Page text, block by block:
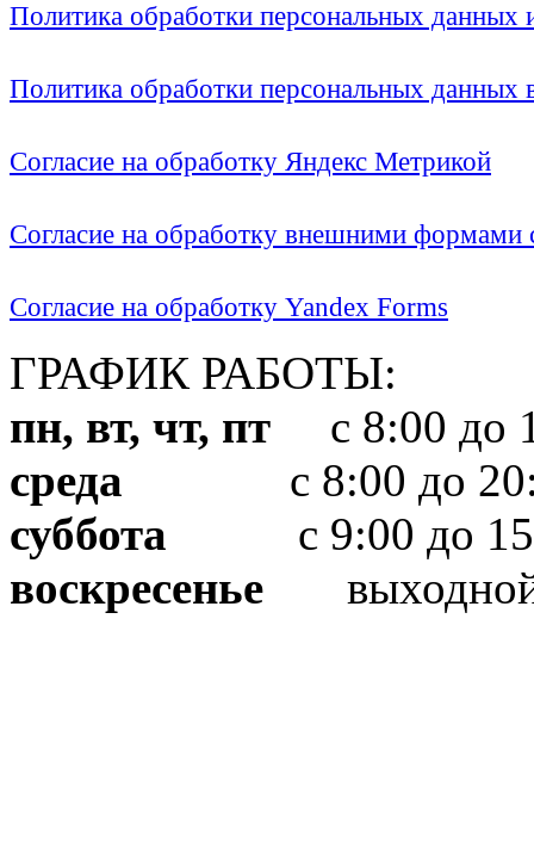
Политика обработки персональных
Политика обработки персональных
Согласие на обработку Яндекс Метрикой
Согласие на обработку внешними формами
Согласие на обработку Yandex Forms
ГРАФИК РАБОТЫ:
пн, вт, чт, пт с 8:00 до
среда с 8:00 до
суббота с 9:00 до
воскресенье